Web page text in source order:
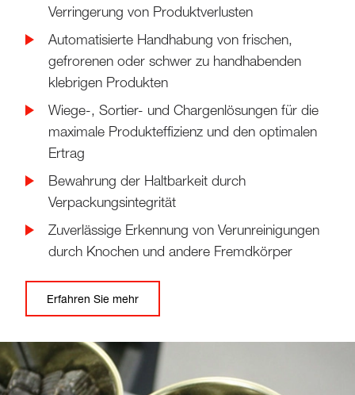
Verringerung von Produktverlusten
Automatisierte Handhabung von frischen,
gefrorenen oder schwer zu handhabenden
klebrigen Produkten
Wiege-, Sortier- und Chargenlösungen für die
maximale Produkteffizienz und den optimalen
Ertrag
Bewahrung der Haltbarkeit durch
Verpackungsintegrität
Zuverlässige Erkennung von Verunreinigungen
durch Knochen und andere Fremdkörper
Erfahren Sie mehr